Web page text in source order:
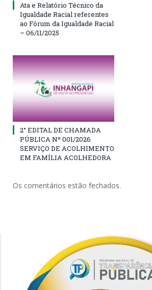
Ata e Relatório Técnico da
Igualdade Racial referentes
ao Fórum da Igualdade Racial
– 06/11/2025
2° EDITAL DE CHAMADA
PÚBLICA Nº 001/2026
SERVIÇO DE ACOLHIMENTO
EM FAMÍLIA ACOLHEDORA
Os comentários estão fechados.